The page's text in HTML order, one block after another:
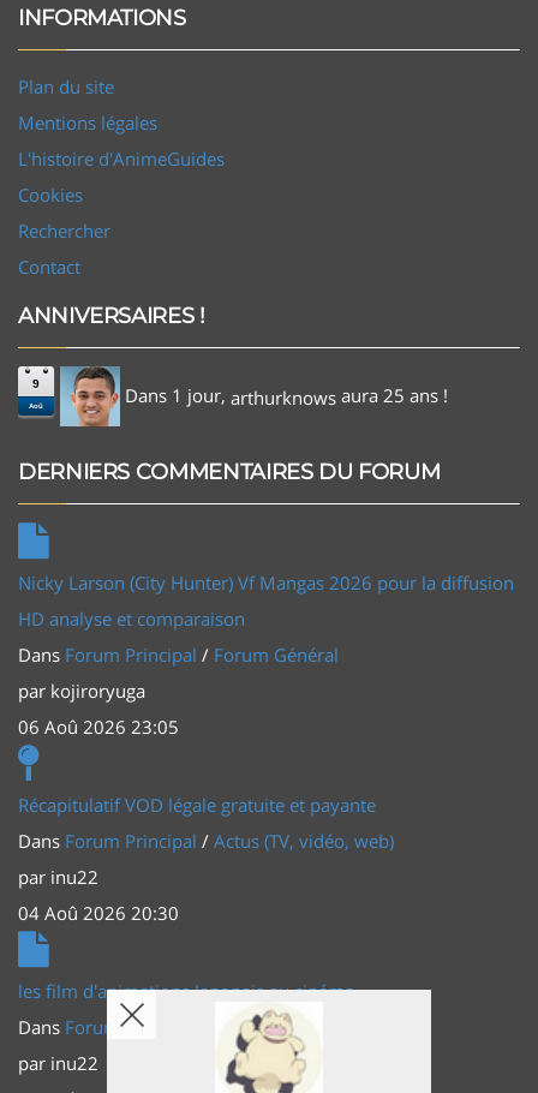
INFORMATIONS
Plan du site
Mentions légales
L'histoire d'AnimeGuides
Cookies
Rechercher
Contact
ANNIVERSAIRES !
9
Aoû Dans 1 jour, arthurknows aura 25 ans !
DERNIERS COMMENTAIRES DU FORUM
Nicky Larson (City Hunter) Vf Mangas 2026 pour la diffusion
HD analyse et comparaison
Dans Forum Principal / Forum Général
par kojiroryuga
06 Aoû 2026 23:05
Récapitulatif VOD légale gratuite et payante
Dans Forum Principal / Actus (TV, vidéo, web)
par inu22
04 Aoû 2026 20:30
les film d'animations Japonais au cinéma
Dans Forum Principal
Actus (TV, vidéo, web)
par inu22